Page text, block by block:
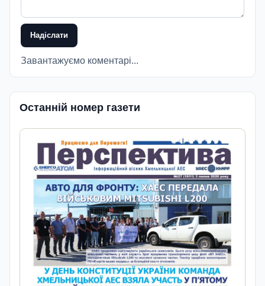
Надіслати
Завантажуємо коментарі...
Останній номер газети